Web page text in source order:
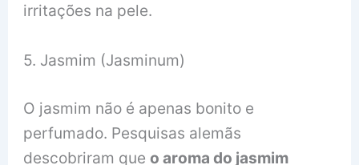
irritações na pele.
5. Jasmim (Jasminum)
O jasmim não é apenas bonito e
perfumado. Pesquisas alemãs
descobriram queo aroma do jasmim